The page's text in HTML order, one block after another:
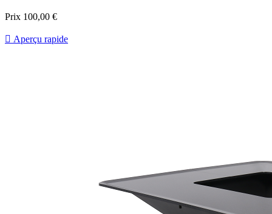
Prix 100,00 €
 Aperçu rapide